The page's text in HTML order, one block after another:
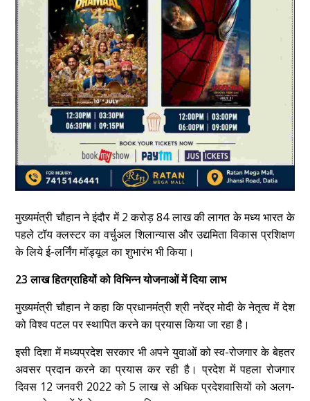
मुख्यमंत्री चौहान ने इंदौर में 2 करोड़ 84 लाख की लागत के मध्य भारत के
पहले टॉय क्लस्टर का वर्चुअल शिलान्यास और उद्यमिता विकास प्रशिक्षण
के लिये ई-लर्निंग मॉड्यूल का शुभारंभ भी किया।
23 लाख हितग्राहियों को विभिन्न योजनाओं में दिया लाभ
मुख्यमंत्री चौहान ने कहा कि प्रधानमंत्री श्री नरेंद्र मोदी के नेतृत्व में देश
को विश्व पटल पर स्थापित करने का प्रयास किया जा रहा है।
इसी दिशा में मध्यप्रदेश सरकार भी अपने युवाओं को स्व-रोजगार के बेहतर
अवसर प्रदान करने का प्रयास कर रही है। प्रदेश में पहला रोजगार
दिवस 12 जनवरी 2022 को 5 लाख से अधिक प्रदेशवासियों को अलग-